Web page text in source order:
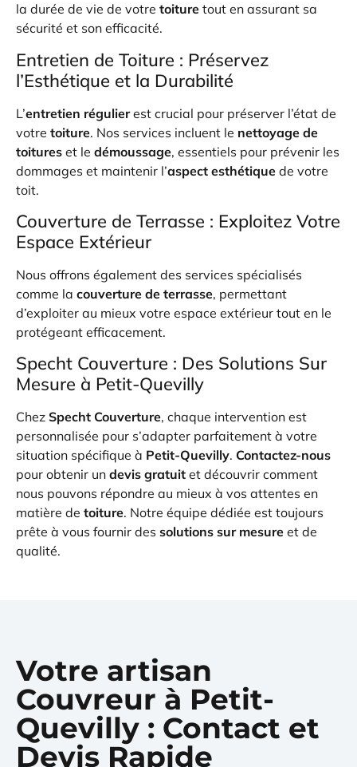
la durée de vie de votre toiture tout en assurant sa
sécurité et son efficacité.
Entretien de Toiture : Préservez
l’Esthétique et la Durabilité
L’entretien régulierest crucial pour préserver l’état de
votre toiture. Nos services incluent le nettoyage de
toitures et le démoussage, essentiels pour prévenir les
dommages et maintenir l’aspect esthétique de votre
toit.
Couverture de Terrasse : Exploitez Votre
Espace Extérieur
Nous offrons également des services spécialisés
comme la couverture de terrasse, permettant
d’exploiter au mieux votre espace extérieur tout en le
protégeant efficacement.
Specht Couverture : Des Solutions Sur
Mesure à Petit-Quevilly
Chez Specht Couverture, chaque intervention est
personnalisée pour s’adapter parfaitement à votre
situation spécifique à Petit-Quevilly. Contactez-nous
pour obtenir un devis gratuit et découvrir comment
nous pouvons répondre au mieux à vos attentes en
matière de toiture. Notre équipe dédiée est toujours
prête à vous fournir des solutions sur mesure et de
qualité.
Votre artisan
Couvreur à Petit-
Quevilly : Contact et
Devis Rapide